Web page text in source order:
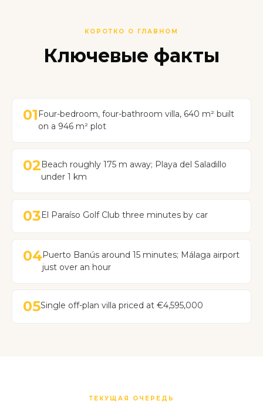
КОРОТКО О ГЛАВНОМ
Ключевые факты
01 Four-bedroom, four-bathroom villa, 640 m² built
on a 946 m² plot
02Beach roughly 175 m away; Playa del Saladillo
under 1 km
03El Paraíso Golf Club three minutes by car
04Puerto Banús around 15 minutes; Málaga airport
just over an hour
05Single off-plan villa priced at €4,595,000
ТЕКУЩАЯ ОЧЕРЕДЬ